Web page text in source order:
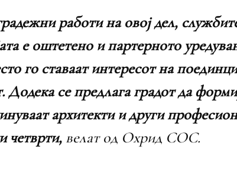
работи на овој дел,
е оштетено и партерното
го ставаат интересот на
Додека се предлага градот да
архитекти и други
четврти, велат од Охрид СОС.